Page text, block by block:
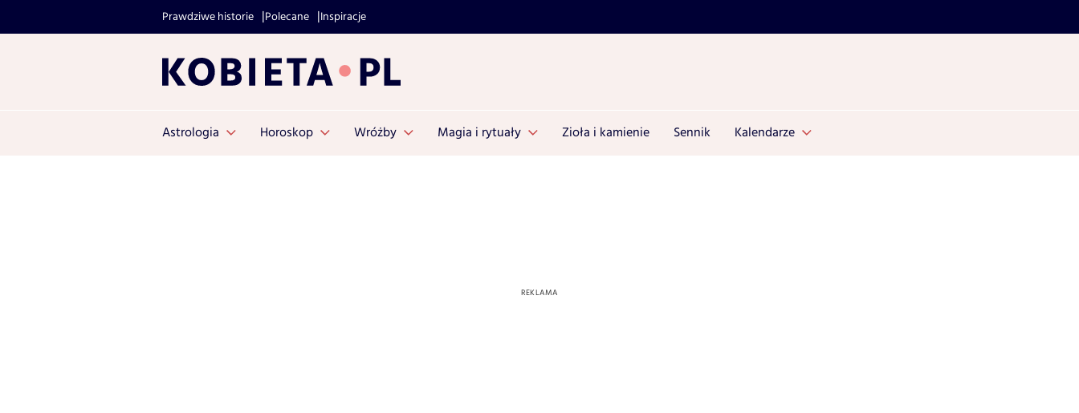
Prawdziwe historie Polecane Inspiracje
Astrologia Horoskop Wróżby Magia i rytuały Zioła i kamienie Sennik Kalendarze